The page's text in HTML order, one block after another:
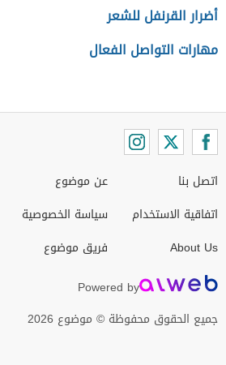
أضرار القرنفل للشعر
مهارات التواصل الفعال
اتصل بنا
اتفاقية الاستخدام
About Us
عن موضوع
سياسة الخصوصية
فريق موضوع
Powered by
جميع الحقوق محفوظة © موضوع 2026